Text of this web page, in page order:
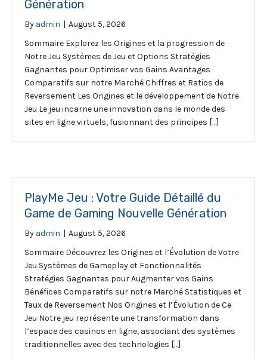
Génération
By admin | August 5, 2026
Sommaire Explorez les Origines et la progression de
Notre Jeu Systèmes de Jeu et Options Stratégies
Gagnantes pour Optimiser vos Gains Avantages
Comparatifs sur notre Marché Chiffres et Ratios de
Reversement Les Origines et le développement de Notre
Jeu Le jeu incarne une innovation dans le monde des
sites en ligne virtuels, fusionnant des principes […]
PlayMe Jeu : Votre Guide Détaillé du
Game de Gaming Nouvelle Génération
By admin | August 5, 2026
Sommaire Découvrez les Origines et l’Évolution de Votre
Jeu Systèmes de Gameplay et Fonctionnalités
Stratégies Gagnantes pour Augmenter vos Gains
Bénéfices Comparatifs sur notre Marché Statistiques et
Taux de Reversement Nos Origines et l’Évolution de Ce
Jeu Notre jeu représente une transformation dans
l’espace des casinos en ligne, associant des systèmes
traditionnelles avec des technologies […]